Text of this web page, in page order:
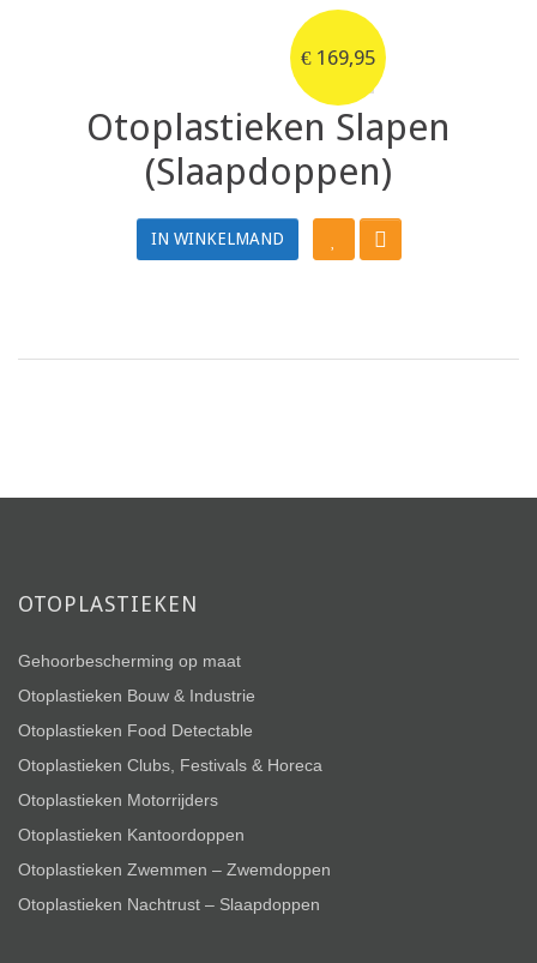
€ 169,95
Otoplastieken Slapen
(Slaapdoppen)
IN WINKELMAND
OTOPLASTIEKEN
Gehoorbescherming op maat
Otoplastieken Bouw & Industrie
Otoplastieken Food Detectable
Otoplastieken Clubs, Festivals & Horeca
Otoplastieken Motorrijders
Otoplastieken Kantoordoppen
Otoplastieken Zwemmen – Zwemdoppen
Otoplastieken Nachtrust – Slaapdoppen